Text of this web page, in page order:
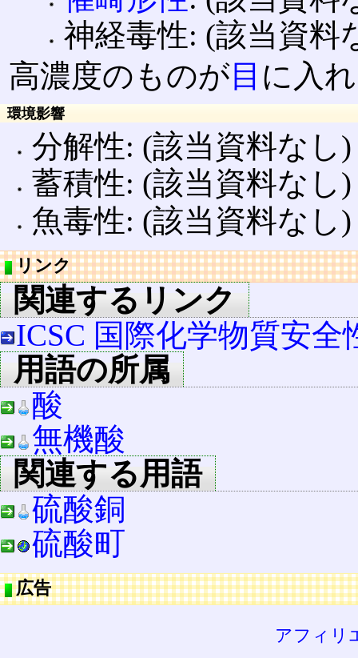
神経毒性: (該当資料
高濃度のものが目 に入
環境影響
分解性: (該当資料なし)
蓄積性: (該当資料なし)
魚毒性: (該当資料なし)
リンク
関連するリンク
ICSC 国際化学物質安全
用語の所属
酸
無機酸
関連する用語
硫酸銅
硫酸町
広告
アフィリ